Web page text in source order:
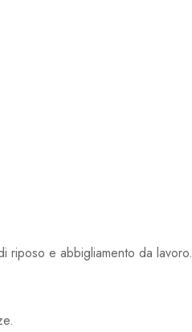
riposo e abbigliamento da lavoro.